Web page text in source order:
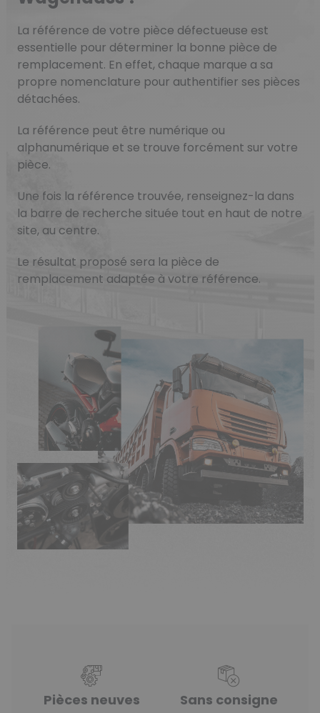
La référence de votre pièce défectueuse est
essentielle pour déterminer la bonne pièce de
remplacement. En effet, chaque marque a sa
propre nomenclature pour authentifier ses pièces
détachées.
La référence peut être numérique ou
alphanumérique et se trouve forcément sur votre
pièce.
Une fois la référence trouvée, renseignez-la dans
la barre de recherche située tout en haut de notre
site, au centre.
Le résultat proposé sera la pièce de
remplacement adaptée à votre référence.
Pièces neuves Sans consigne